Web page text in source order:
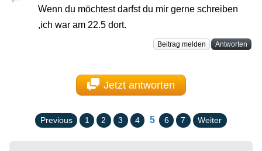
Wenn du möchtest darfst du mir gerne schreiben
,ich war am 22.5 dort.
Beitrag melden Antworten
Jetzt antworten
Previous 1 2 3 4 5 6 7 Weiter